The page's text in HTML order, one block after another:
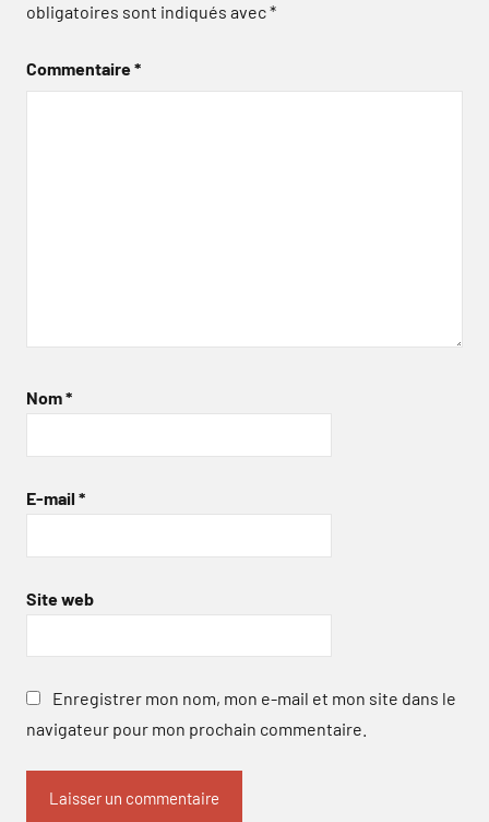
obligatoires sont indiqués avec*
Commentaire*
Nom*
E-mail *
Site web
Enregistrer mon nom, mon e-mail et mon site dans le
navigateur pour mon prochain commentaire.